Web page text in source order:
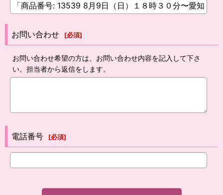
お問い合わせ [必須]
お問い合わせ希望の方は、お問い合わせ内容を記入して下さ
い。担当者から返信をします。
電話番号 [必須]